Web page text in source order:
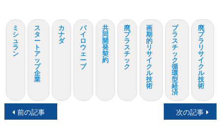
ミ
シ
ュ
ラ
ン
ス
タ
ー
ト
ア
ッ
プ
企
業
カ
ナ
ダ
パ
イ
ロ
ウ
ェ
ー
ブ
共
同
開
発
契
約
廃
プ
ラ
ス
チ
ッ
ク
画
期
的
リ
サ
イ
ク
ル
技
術
プ
ラ
ス
チ
ッ
ク
循
環
型
経
済
廃
プ
ラ
リ
サ
イ
ク
ル
技
術
投前の記事 次の記事